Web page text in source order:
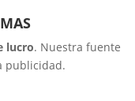
lucro. Nuestra fuente
publicidad.